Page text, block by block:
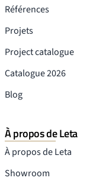
Références
Projets
Project catalogue
Catalogue 2026
Blog
À propos de Leta
À propos de Leta
Showroom